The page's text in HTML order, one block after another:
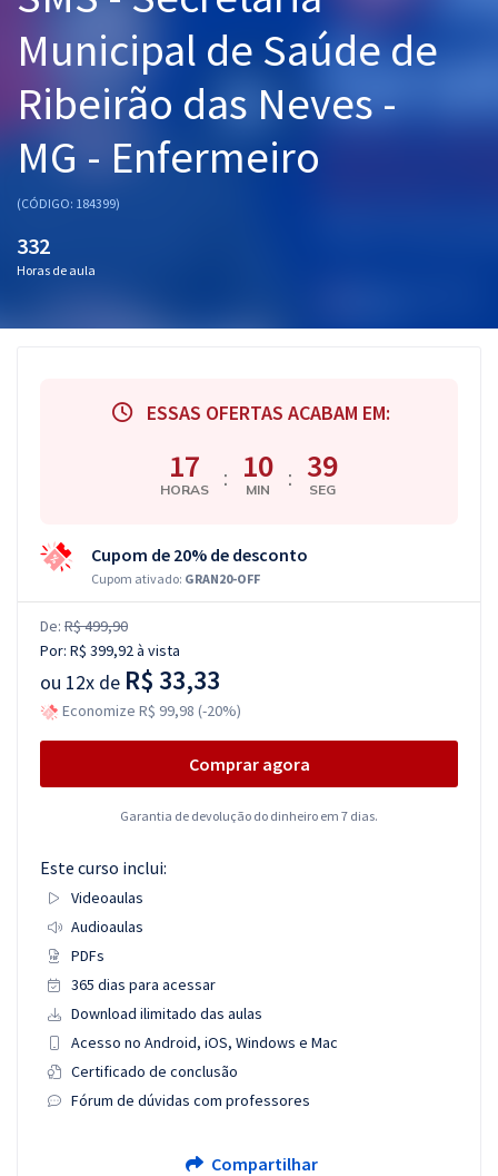
Graduação
Mentorias
Conteúdo gratuito
Atendimento
Municipal de Saúde de
Ribeirão das Neves -
MG - Enfermeiro
(CÓDIGO: 184399)
332
Horas de aula
ESSAS OFERTAS ACABAM EM:
17
HORAS : 10
MIN : 38
SEG
Cupom de 20% de desconto
Cupom ativado: GRAN20-OFF
De: R$ 499,90
Por: R$ 399,92à vista
ou 12x de R$ 33,33
Economize R$ 99,98 (-20%)
Comprar agora
Garantia de devolução do dinheiro em 7 dias.
Este curso inclui:
Videoaulas
Audioaulas
PDFs
365 dias para acessar
Download ilimitado das aulas
Acesso no Android, iOS, Windows e Mac
Certificado de conclusão
Fórum de dúvidas com professores
Compartilhar